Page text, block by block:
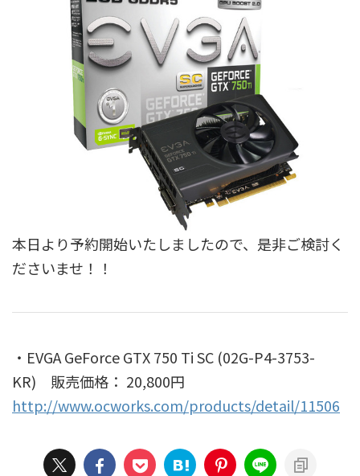
本日より予約開始いたしましたので、是非ご検討く
ださいませ！！
・EVGA GeForce GTX 750 Ti SC (02G-P4-3753-
KR) 販売価格： 20,800円
http://www.ocworks.com/products/detail/11506